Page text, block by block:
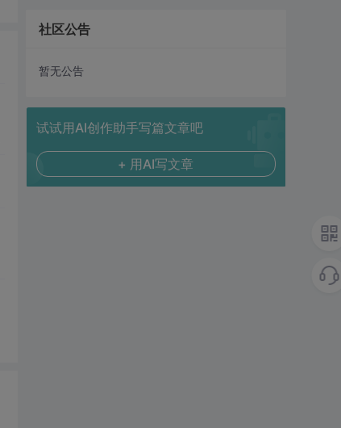
社区公告
暂无公告
试试用AI创作助手写篇文章吧
+ 用AI写文章